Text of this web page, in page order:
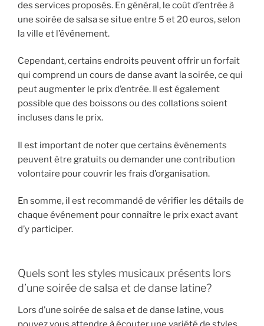
des services proposés. En général, le coût d’entrée à
une soirée de salsa se situe entre 5 et 20 euros, selon
la ville et l’événement.
Cependant, certains endroits peuvent offrir un forfait
qui comprend un cours de danse avant la soirée, ce qui
peut augmenter le prix d’entrée. Il est également
possible que des boissons ou des collations soient
incluses dans le prix.
Il est important de noter que certains événements
peuvent être gratuits ou demander une contribution
volontaire pour couvrir les frais d’organisation.
En somme, il est recommandé de vérifier les détails de
chaque événement pour connaître le prix exact avant
d’y participer.
Quels sont les styles musicaux présents lors
d’une soirée de salsa et de danse latine?
Lors d’une soirée de salsa et de danse latine, vous